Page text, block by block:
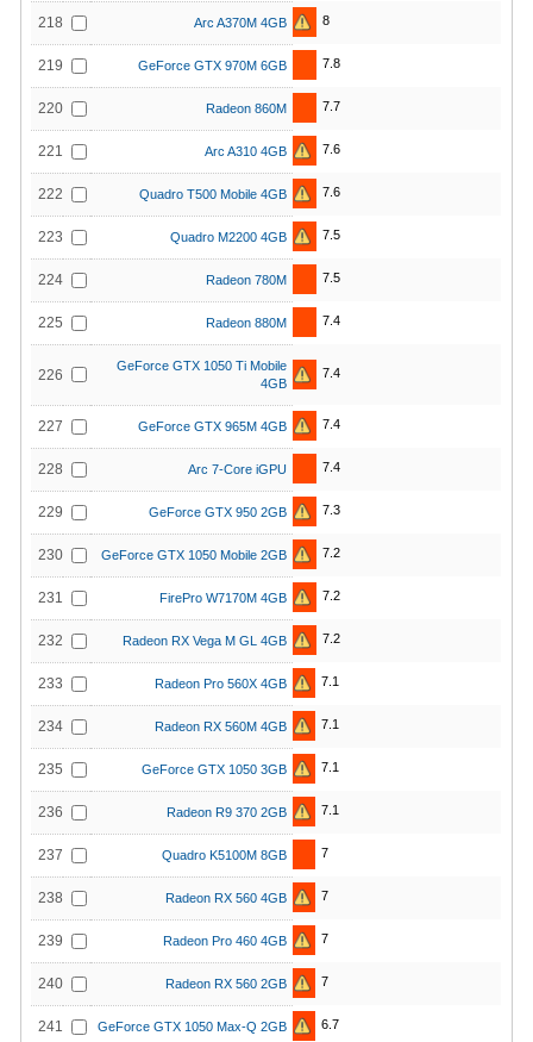
218 Arc A370M 4GB 8
219 GeForce GTX 970M 6GB 7.8
220 Radeon 860M 7.7
221 Arc A310 4GB 7.6
222 Quadro T500 Mobile 4GB 7.6
223 Quadro M2200 4GB 7.5
224 Radeon 780M 7.5
225 Radeon 880M 7.4
226
GeForce GTX 1050 Ti Mobile
4GB
7.4
227 GeForce GTX 965M 4GB 7.4
228 Arc 7-Core iGPU 7.4
229 GeForce GTX 950 2GB 7.3
230 GeForce GTX 1050 Mobile 2GB 7.2
231 FirePro W7170M 4GB 7.2
232 Radeon RX Vega M GL 4GB 7.2
233 Radeon Pro 560X 4GB 7.1
234 Radeon RX 560M 4GB 7.1
235 GeForce GTX 1050 3GB 7.1
236 Radeon R9 370 2GB 7.1
237 Quadro K5100M 8GB 7
238 Radeon RX 560 4GB 7
239 Radeon Pro 460 4GB 7
240 Radeon RX 560 2GB 7
241 GeForce GTX 1050 Max-Q 2GB 6.7